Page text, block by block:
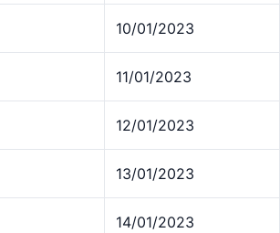
10/01/2023
11/01/2023
12/01/2023
13/01/2023
14/01/2023